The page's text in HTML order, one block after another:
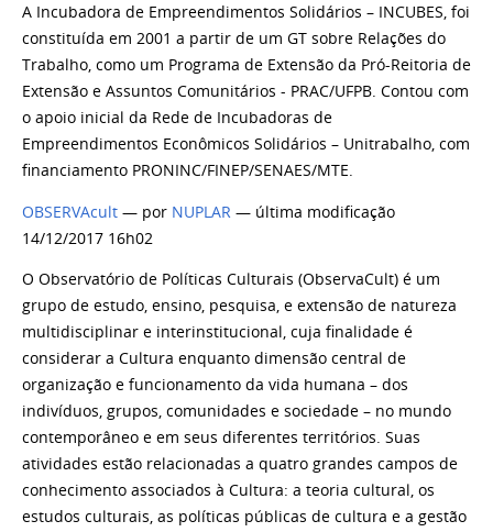
A Incubadora de Empreendimentos Solidários – INCUBES, foi
constituída em 2001 a partir de um GT sobre Relações do
Trabalho, como um Programa de Extensão da Pró-Reitoria de
Extensão e Assuntos Comunitários - PRAC/UFPB. Contou com
o apoio inicial da Rede de Incubadoras de
Empreendimentos Econômicos Solidários – Unitrabalho, com
financiamento PRONINC/FINEP/SENAES/MTE.
OBSERVAcult — por NUPLAR — última modificação
14/12/2017 16h02
O Observatório de Políticas Culturais (ObservaCult) é um
grupo de estudo, ensino, pesquisa, e extensão de natureza
multidisciplinar e interinstitucional, cuja finalidade é
considerar a Cultura enquanto dimensão central de
organização e funcionamento da vida humana – dos
indivíduos, grupos, comunidades e sociedade – no mundo
contemporâneo e em seus diferentes territórios. Suas
atividades estão relacionadas a quatro grandes campos de
conhecimento associados à Cultura: a teoria cultural, os
estudos culturais, as políticas públicas de cultura e a gestão